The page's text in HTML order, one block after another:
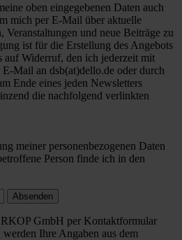
oben eingegebenen Daten auch
mich per E-Mail über aktuelle
Veranstaltungen und neue Beiträge zu
ist für die Erstellung des Angebots
Widerruf, den ich jederzeit mit
Mail an dsb(at)dello.de oder durch
Ende eines jeden Newsletters
die nachfolgend verlinkten
meiner personenbezogenen Daten
Person finde ich in den
Absenden
GmbH per Kontaktformular
Ihre Angaben aus dem